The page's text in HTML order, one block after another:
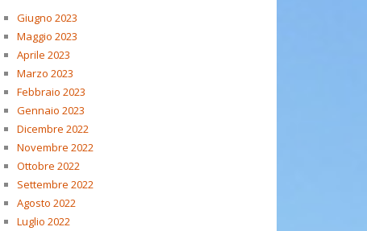
Giugno 2023
Maggio 2023
Aprile 2023
Marzo 2023
Febbraio 2023
Gennaio 2023
Dicembre 2022
Novembre 2022
Ottobre 2022
Settembre 2022
Agosto 2022
Luglio 2022